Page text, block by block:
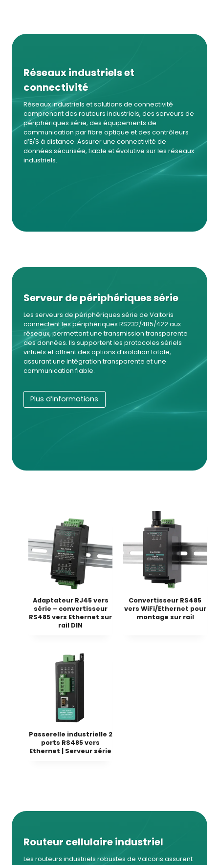
Réseaux industriels et
connectivité
Réseaux industriels et solutions de connectivité
comprenant des routeurs industriels, des serveurs de
périphériques série, des équipements de
communication par fibre optique et des contrôleurs
d’E/S à distance. Assurer une connectivité de
données sécurisée, fiable et évolutive sur les réseaux
industriels.
Serveur de périphériques série
Les serveurs de périphériques série de Valtoris
connectent les périphériques RS232/485/422 aux
réseaux, permettant une transmission transparente
des données. Ils supportent les protocoles sériels
virtuels et offrent des options d’isolation totale,
assurant une intégration transparente et une
communication fiable.
Plus d’informations
Adaptateur RJ45 vers
série – convertisseur
RS485 vers Ethernet sur
rail DIN
Convertisseur RS485
vers WiFi/Ethernet pour
montage sur rail
Passerelle industrielle 2
ports RS485 vers
Ethernet | Serveur série
Routeur cellulaire industriel
Les routeurs industriels robustes de Valcoris assurent